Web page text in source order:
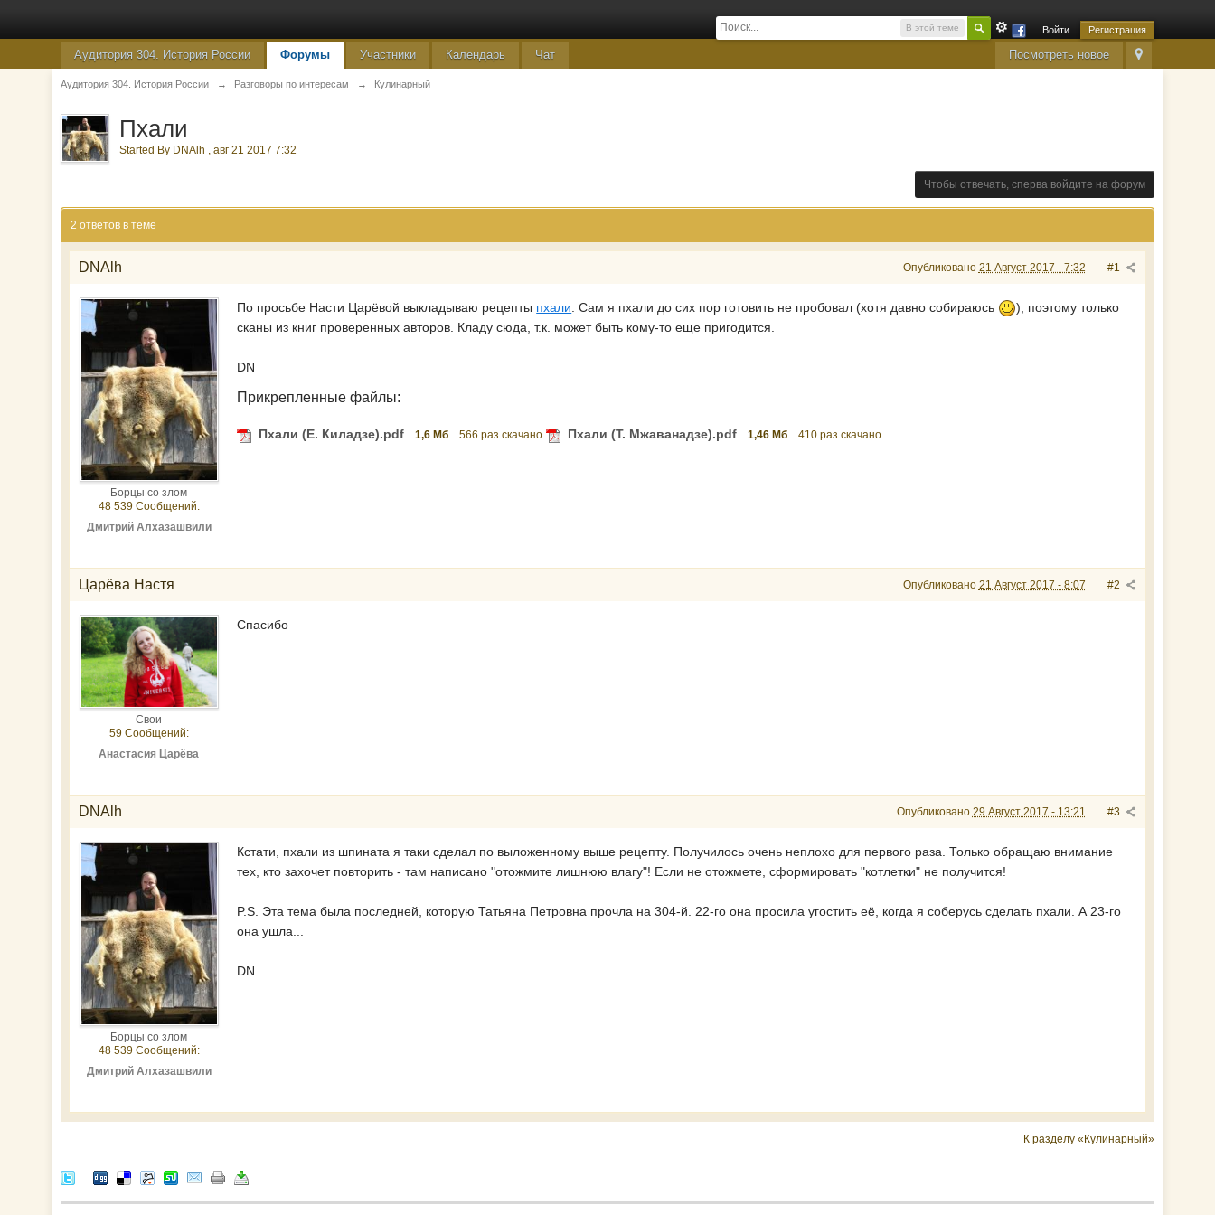
В этой теме Войти Регистрация
Посмотреть новое
Аудитория 304. История России Форумы Участники Календарь Чат
Аудитория 304. История России → Разговоры по интересам → Кулинарный
Пхали
Started By DNAlh ,авг 21 2017 7:32
Чтобы отвечать, сперва войдите на форум
2 ответов в теме
#1
DNAlh Опубликовано 21 Август 2017 - 7:32
Борцы со злом
48 539 Сообщений:
Дмитрий Алхазашвили
По просьбе Насти Царёвой выкладываю рецепты пхали . Сам я пхали до сих пор готовить не пробовал (хотя давно собираюсь
), поэтому только
сканы из книг проверенных авторов. Кладу сюда, т.к. может быть кому-то еще пригодится.
DN
Прикрепленные файлы:
Пхали (Е. Киладзе).pdf 1,6 Мб 566 раз скачано Пхали (Т. Мжаванадзе).pdf 1,46 Мб 410 раз скачано
#2
Царёва Настя Опубликовано 21 Август 2017 - 8:07
Свои
59 Сообщений:
Анастасия Царёва
Спасибо
#3
DNAlh Опубликовано 29 Август 2017 - 13:21
Борцы со злом
48 539 Сообщений:
Дмитрий Алхазашвили
Кстати, пхали из шпината я таки сделал по выложенному выше рецепту. Получилось очень неплохо для первого раза. Только обращаю внимание
тех, кто захочет повторить - там написано "отожмите лишнюю влагу"! Если не отожмете, сформировать "котлетки" не получится!
P.S. Эта тема была последней, которую Татьяна Петровна прочла на 304-й. 22-го она просила угостить её, когда я соберусь сделать пхали. А 23-го
она ушла...
DN
К разделу «Кулинарный»